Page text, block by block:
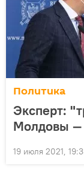
Политика
Эксперт:
Молдовы —
19 июля 2021,